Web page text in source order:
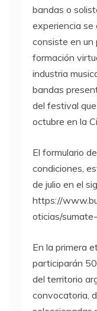
bandas o
experiencia se
consiste en un
formación
industria
bandas
del festival
octubre en la
El formulario
condiciones,
de julio en el
https://
oticias/
En la primera
participarán
del territorio
convocatoria,